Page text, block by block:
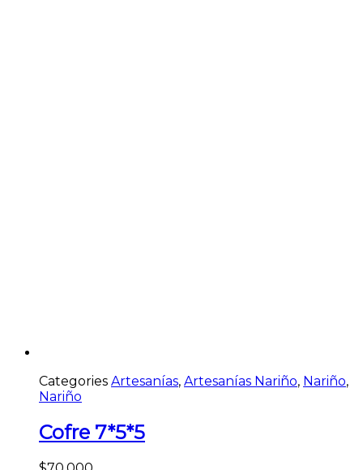
Categories Artesanías, Artesanías Nariño, Nariño,
Nariño
Cofre 7*5*5